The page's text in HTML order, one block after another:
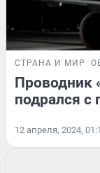
СТРАНА И МИР
Проводник
подрался с
12 апреля, 2024,